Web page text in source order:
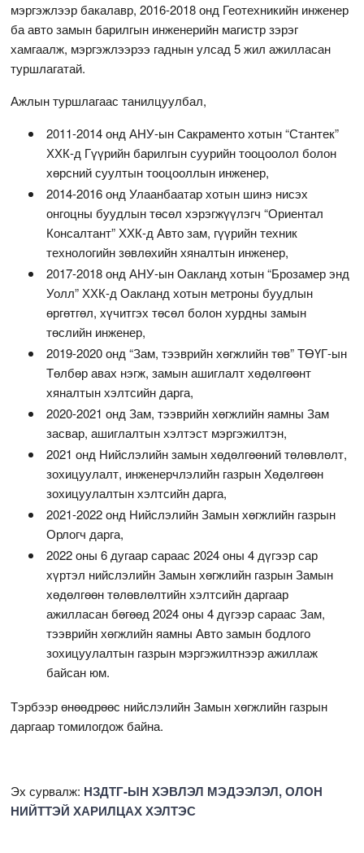
мэргэжлээр бакалавр, 2016-2018 онд Геотехникийн инженер
ба авто замын барилгын инженерийн магистр зэрэг
хамгаалж, мэргэжлээрээ гаднын улсад 5 жил ажилласан
туршлагатай.
Ажлын туршлагаас танилцуулбал,
2011-2014 онд АНУ-ын Сакраменто хотын “Стантек”
ХХК-д Гүүрийн барилгын суурийн тооцоолол болон
хөрсний суултын тооцооллын инженер,
2014-2016 онд Улаанбаатар хотын шинэ нисэх
онгоцны буудлын төсөл хэрэгжүүлэгч “Ориентал
Консалтант” ХХК-д Авто зам, гүүрийн техник
технологийн зөвлөхийн хяналтын инженер,
2017-2018 онд АНУ-ын Оакланд хотын “Брозамер энд
Уолл” ХХК-д Оакланд хотын метроны буудлын
өргөтгөл, хүчитгэх төсөл болон хурдны замын
төслийн инженер,
2019-2020 онд “Зам, тээврийн хөгжлийн төв” ТӨҮГ-ын
Төлбөр авах нэгж, замын ашиглалт хөдөлгөөнт
хяналтын хэлтсийн дарга,
2020-2021 онд Зам, тээврийн хөгжлийн яамны Зам
засвар, ашиглалтын хэлтэст мэргэжилтэн,
2021 онд Нийслэлийн замын хөдөлгөөний төлөвлөлт,
зохицуулалт, инженерчлэлийн газрын Хөдөлгөөн
зохицуулалтын хэлтсийн дарга,
2021-2022 онд Нийслэлийн Замын хөгжлийн газрын
Орлогч дарга,
2022 оны 6 дугаар сараас 2024 оны 4 дүгээр сар
хүртэл нийслэлийн Замын хөгжлийн газрын Замын
хөдөлгөөн төлөвлөлтийн хэлтсийн даргаар
ажилласан бөгөөд 2024 оны 4 дүгээр сараас Зам,
тээврийн хөгжлийн яамны Авто замын бодлого
зохицуулалтын газрын мэргэжилтнээр ажиллаж
байсан юм.
Тэрбээр өнөөдрөөс нийслэлийн Замын хөгжлийн газрын
даргаар томилогдож байна.
Эх сурвалж: НЗДТГ-ЫН ХЭВЛЭЛ МЭДЭЭЛЭЛ, ОЛОН
НИЙТТЭЙ ХАРИЛЦАХ ХЭЛТЭС